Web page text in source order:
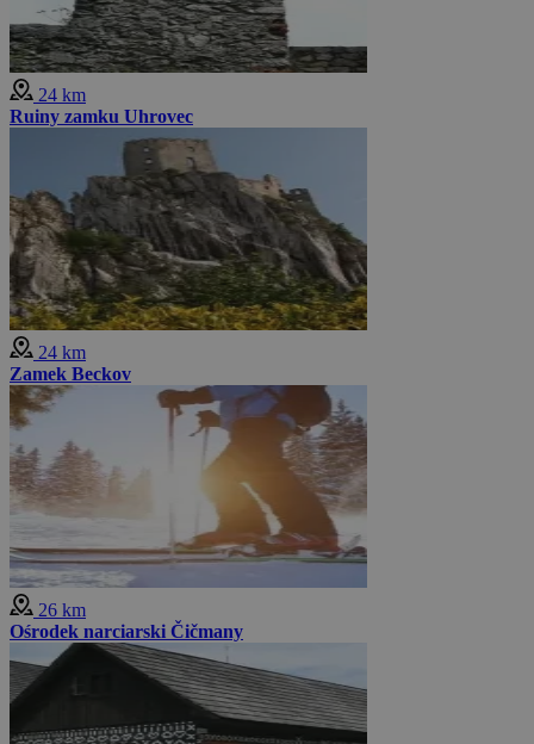
24 km
Ruiny zamku Uhrovec
24 km
Zamek Beckov
26 km
Ośrodek narciarski Čičmany